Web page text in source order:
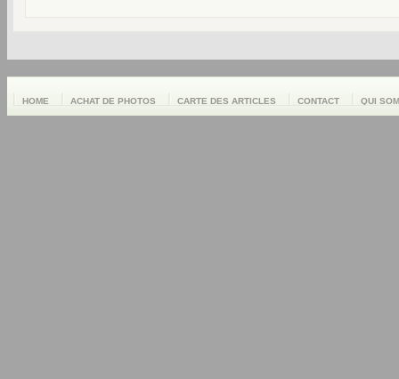
HOME ACHAT DE PHOTOS CARTE DES ARTICLES CONTACT QUI